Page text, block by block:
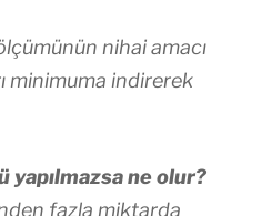
nihai amacı
minimuma indirerek
yapılmazsa ne olur?
fazla miktarda